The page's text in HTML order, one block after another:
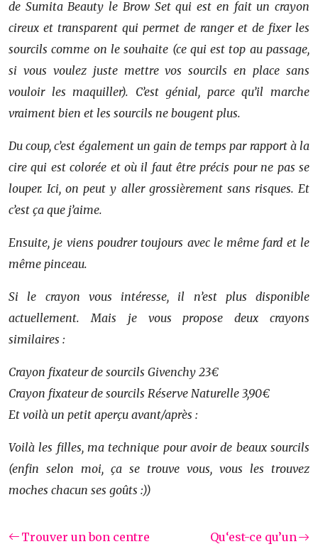
de Sumita Beauty le Brow Set qui est en fait un crayon
cireux et transparent qui permet de ranger et de fixer les
sourcils comme on le souhaite (ce qui est top au passage,
si vous voulez juste mettre vos sourcils en place sans
vouloir les maquiller). C’est génial, parce qu’il marche
vraiment bien et les sourcils ne bougent plus.
Du coup, c’est également un gain de temps par rapport à la
cire qui est colorée et où il faut être précis pour ne pas se
louper. Ici, on peut y aller grossièrement sans risques. Et
c’est ça que j’aime.
Ensuite, je viens poudrer toujours avec le même fard et le
même pinceau.
Si le crayon vous intéresse, il n’est plus disponible
actuellement. Mais je vous propose deux crayons
similaires :
Crayon fixateur de sourcils Givenchy 23€
Crayon fixateur de sourcils Réserve Naturelle 3,90€
Et voilà un petit aperçu avant/après :
Voilà les filles, ma technique pour avoir de beaux sourcils
(enfin selon moi, ça se trouve vous, vous les trouvez
moches chacun ses goûts :))
Trouver un bon centre
Qu‘est-ce qu’un